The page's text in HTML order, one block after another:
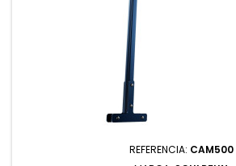
REFERENCIA: CAM500